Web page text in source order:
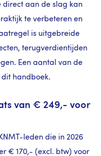
aan de slag kan
te verbeteren en
is uitgebreide
terugverdientijden
Een aantal van de
handboek.
van € 249,- voor
leden die in 2026
€ 170,- (excl. btw) voor